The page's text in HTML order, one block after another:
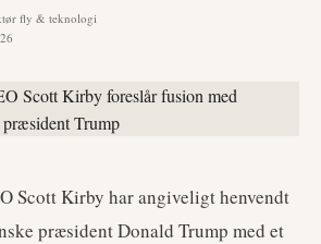
fly & teknologi
Scott Kirby har angiveligt henvendt
præsident Donald Trump med et